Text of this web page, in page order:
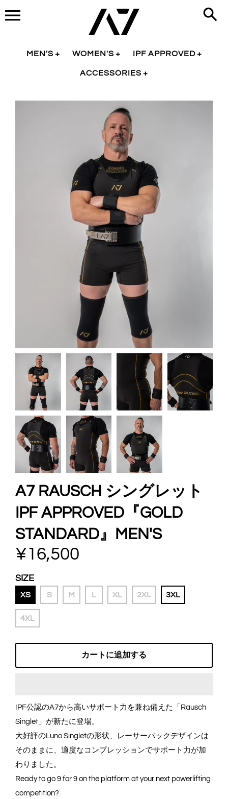
品
MEN'S WOMEN'S IPF APPROVED
ACCESSORIES
A7 RAUSCH シングレット
IPF APPROVED『GOLD
STANDARD』MEN'S
¥16,500
SIZE
XS S M L XL 2XL 3XL
4XL
カートに追加する
IPF公認のA7から高いサポート力を兼ね備えた「Rausch
Singlet」が新たに登場。
大好評のLuno Singletの形状、レーサーバックデザインは
そのままに、適度なコンプレッションでサポート力が加
わりました。
Ready to go 9 for 9 on the platform at your next powerlifting
competition?